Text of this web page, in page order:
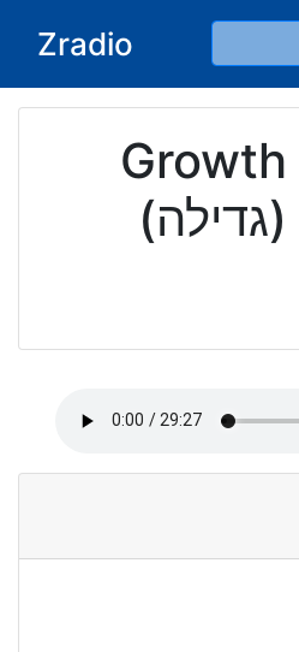
Zradio
Growth
(גדילה)